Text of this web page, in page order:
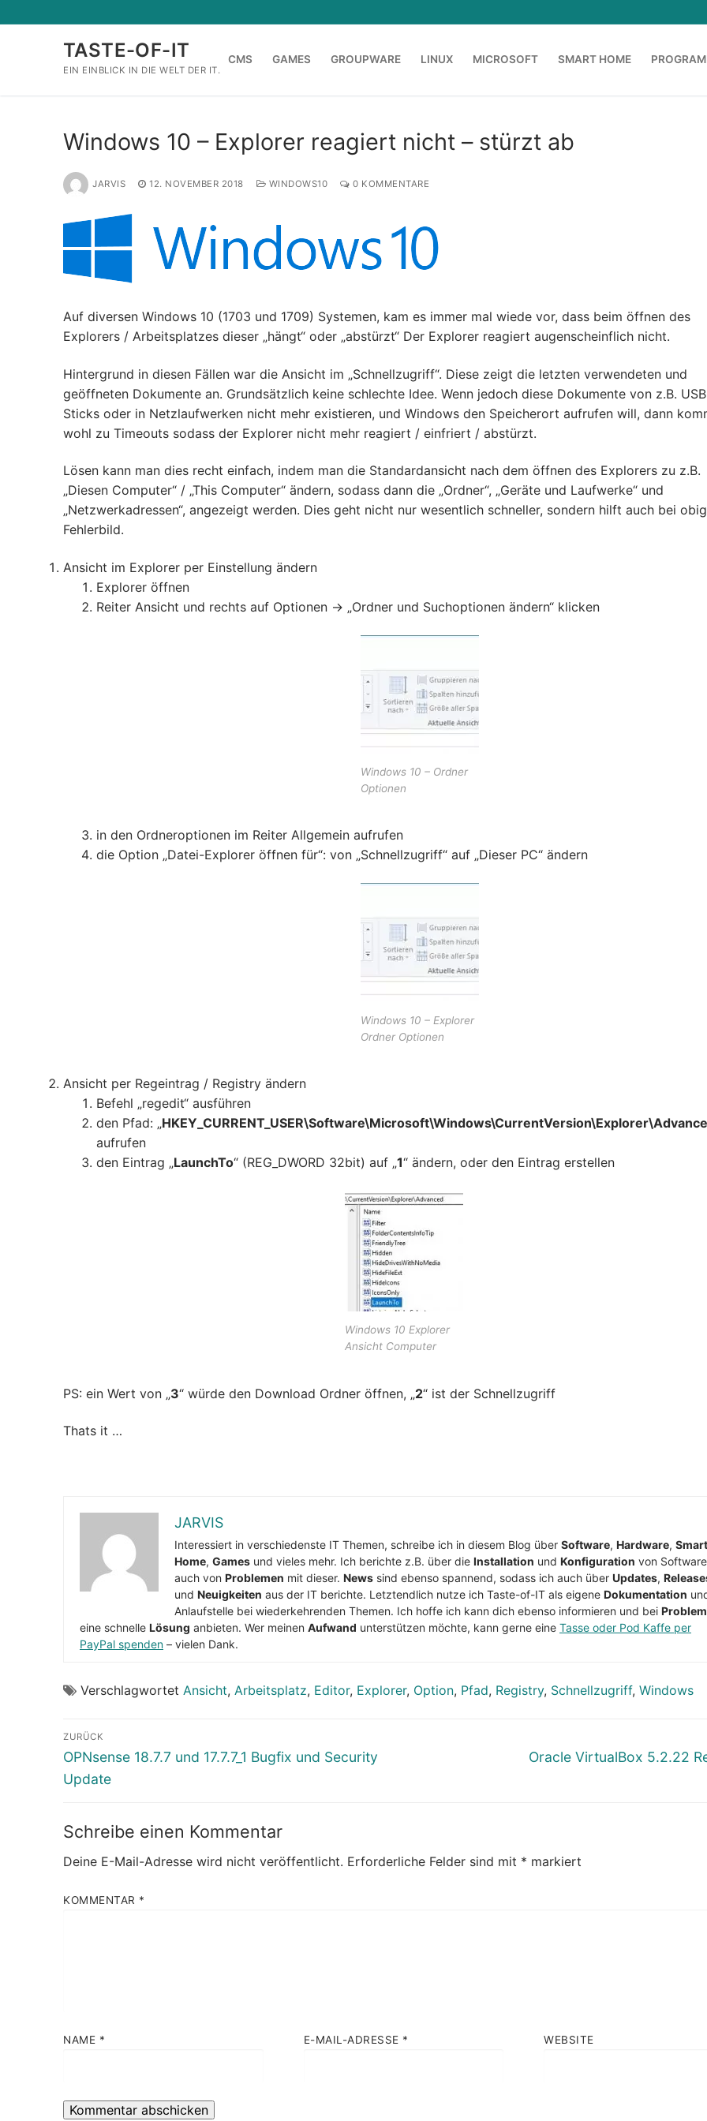
Inhalt
TASTE-OF-IT
EIN EINBLICK IN DIE WELT DER IT.
CMS GAMES GROUPWARE LINUX MICROSOFT SMART HOME
Windows 10 – Explorer reagiert nicht – stürzt ab
JARVIS 12. NOVEMBER 2018 WINDOWS10 0 KOMMENTARE
Auf diversen Windows 10 (1703 und 1709) Systemen, kam es immer mal wiede vor, dass beim öffnen des
Explorers / Arbeitsplatzes dieser „hängt“ oder „abstürzt“ Der Explorer reagiert augenscheinflich nicht.
Hintergrund in diesen Fällen war die Ansicht im „Schnellzugriff“. Diese zeigt die letzten verwendeten und
geöffneten Dokumente an. Grundsätzlich keine schlechte Idee. Wenn jedoch diese Dokumente von z.B.
Sticks oder in Netzlaufwerken nicht mehr existieren, und Windows den Speicherort aufrufen will, dann
wohl zu Timeouts sodass der Explorer nicht mehr reagiert / einfriert / abstürzt.
Lösen kann man dies recht einfach, indem man die Standardansicht nach dem öffnen des Explorers zu z.B.
„Diesen Computer“ / „This Computer“ ändern, sodass dann die „Ordner“, „Geräte und Laufwerke“ und
„Netzwerkadressen“, angezeigt werden. Dies geht nicht nur wesentlich schneller, sondern hilft auch bei
Fehlerbild.
Ansicht im Explorer per Einstellung ändern
Explorer öffnen
Reiter Ansicht und rechts auf Optionen -> „Ordner und Suchoptionen ändern“ klicken
Windows 10 – Ordner
Optionen
in den Ordneroptionen im Reiter Allgemein aufrufen
die Option „Datei-Explorer öffnen für“: von „Schnellzugriff“ auf „Dieser PC“ ändern
Windows 10 – Explorer
Ordner Optionen
Ansicht per Regeintrag / Registry ändern
Befehl „regedit“ ausführen
den Pfad: „
aufrufen
den Eintrag „LaunchTo“ (REG_DWORD 32bit) auf „1“ ändern, oder den Eintrag erstellen
Windows 10 Explorer
Ansicht Computer
PS: ein Wert von „3“ würde den Download Ordner öffnen, „2“ ist der Schnellzugriff
Thats it …
JARVIS
Interessiert in verschiedenste IT Themen, schreibe ich in diesem Blog über Software, Hardware, Smart
Home, Games und vieles mehr. Ich berichte z.B. über die Installation und Konfiguration von
auch von Problemen mit dieser. News sind ebenso spannend, sodass ich auch über Updates,
und Neuigkeiten aus der IT berichte. Letztendlich nutze ich Taste-of-IT als eigene Dokumentation
Anlaufstelle bei wiederkehrenden Themen. Ich hoffe ich kann dich ebenso informieren und bei
eine schnelle Lösung anbieten. Wer meinen Aufwand unterstützen möchte, kann gerne eine Tasse oder Pod Kaffe per
PayPal spenden – vielen Dank.
Verschlagwortet Ansicht, Arbeitsplatz, Editor, Explorer, Option, Pfad, Registry, Schnellzugriff, Windows
Beitragsnavigation
ZURÜCK
Vorheriger
Beitrag:
OPNsense 18.7.7 und 17.7.7_1 Bugfix und Security
Update
Nächster
Oracle VirtualBox 5.2.22
Schreibe einen Kommentar
Deine E-Mail-Adresse wird nicht veröffentlicht. Erforderliche Felder sind mit * markiert
KOMMENTAR *
NAME * E-MAIL-ADRESSE * WEBSITE